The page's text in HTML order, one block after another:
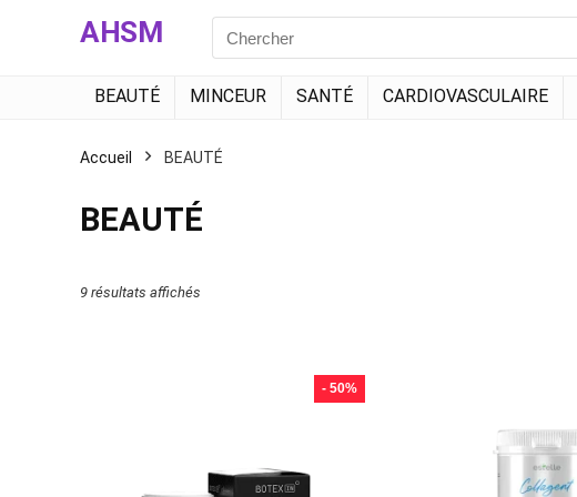
AHSM
Search
for:
BEAUTÉ MINCEUR SANTÉ CARDIOVASCULAIRE
Accueil BEAUTÉ
BEAUTÉ
9 résultats affichés
- 50%